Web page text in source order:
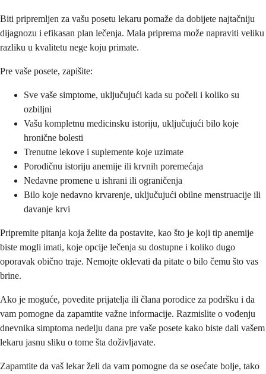
Biti pripremljen za vašu posetu lekaru pomaže da dobijete najtačniju
dijagnozu i efikasan plan lečenja. Mala priprema može napraviti veliku
razliku u kvalitetu nege koju primate.
Pre vaše posete, zapišite:
Sve vaše simptome, uključujući kada su počeli i koliko su
ozbiljni
Vašu kompletnu medicinsku istoriju, uključujući bilo koje
hronične bolesti
Trenutne lekove i suplemente koje uzimate
Porodičnu istoriju anemije ili krvnih poremećaja
Nedavne promene u ishrani ili ograničenja
Bilo koje nedavno krvarenje, uključujući obilne menstruacije ili
davanje krvi
Pripremite pitanja koja želite da postavite, kao što je koji tip anemije
biste mogli imati, koje opcije lečenja su dostupne i koliko dugo
oporavak obično traje. Nemojte oklevati da pitate o bilo čemu što vas
brine.
Ako je moguće, povedite prijatelja ili člana porodice za podršku i da
vam pomogne da zapamtite važne informacije. Razmislite o vođenju
dnevnika simptoma nedelju dana pre vaše posete kako biste dali vašem
lekaru jasnu sliku o tome šta doživljavate.
Zapamtite da vaš lekar želi da vam pomogne da se osećate bolje, tako